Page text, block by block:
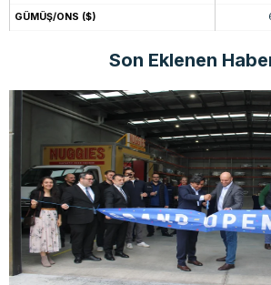
GÜMÜŞ/ONS ($)
Son Eklenen